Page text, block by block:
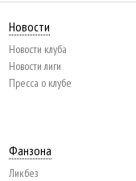
Новости
Новости клуба
Новости лиги
Пресса о клубе
Фанзона
Ликбез